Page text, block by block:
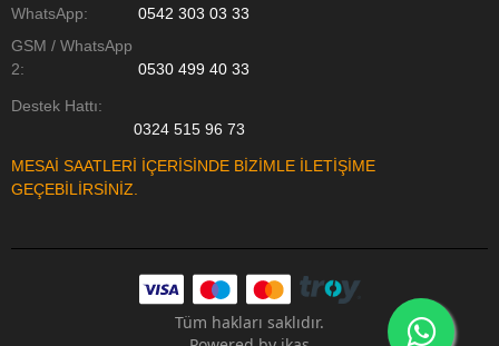
WhatsApp:
0542 303 03 33
GSM / WhatsApp
2:
0530 499 40 33
Destek Hattı:
0324 515 96 73
MESAİ SAATLERİ İÇERİSİNDE BİZİMLE İLETİŞİME
GEÇEBİLİRSİNİZ.
Tüm hakları saklıdır.